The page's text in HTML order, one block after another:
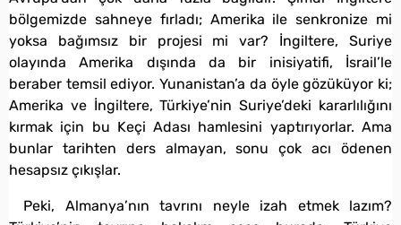
bölgemizde sahneye fırladı; Amerika ile senkronize mi
yoksa bağımsız bir projesi mi var? İngiltere, Suriye
olayında Amerika dışında da bir inisiyatifi, İsrail’le
beraber temsil ediyor. Yunanistan’a da öyle gözüküyor ki;
Amerika ve İngiltere, Türkiye’nin Suriye’deki kararlılığını
kırmak için bu Keçi Adası hamlesini yaptırıyorlar. Ama
bunlar tarihten ders almayan, sonu çok acı ödenen
hesapsız çıkışlar.
Peki, Almanya’nın tavrını neyle izah etmek lazım?